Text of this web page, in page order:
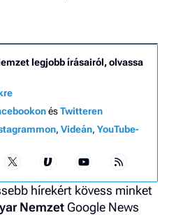
legjobb írásairól, olvassa
ésTwitteren
, Videán, YouTube-
hírekért kövess minket
Nemzet Google News